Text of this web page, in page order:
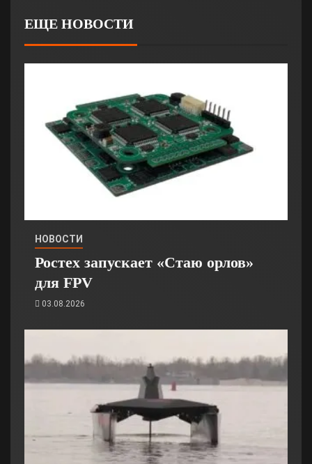
ЕЩЕ НОВОСТИ
НОВОСТИ
Ростех запускает «Стаю орлов»
для FPV
03.08.2026